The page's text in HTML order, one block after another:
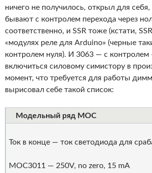
ничего не получилось, открыл для себя,
бывают с контролем перехода через
соответственно, и SSR тоже (кстати,
«модулях реле для Arduino» (черные
контролем нуля). И 3063 — с контролем
включиться силовому симистору в
момент, что требуется для работы
вырисовал себе такой список:
Модельный ряд MOC
Ток в конце — ток светодиода для
MOC3011 — 250V, no zero, 15 mA